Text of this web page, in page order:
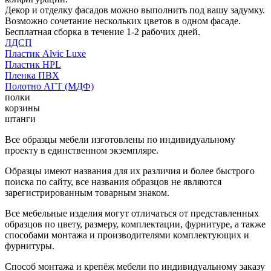
Декор и отделку фасадов можно выполнить под вашу задумку.
Возможно сочетание нескольких цветов в одном фасаде.
Бесплатная сборка в течение 1-2 рабочих дней.
ЛДСП
Пластик Alvic Luxe
Пластик HPL
Пленка ПВХ
Полотно АГТ (МДФ)
полки
корзины
штанги
Все образцы мебели изготовлены по индивидуальному
проекту в единственном экземпляре.
Образцы имеют названия для их различия и более быстрого
поиска по сайту, все названия образцов не являются
зарегистрированным товарным знаком.
Все мебельные изделия могут отличаться от представленных
образцов по цвету, размеру, комплектации, фурнитуре, а также
способами монтажа и производителями комплектующих и
фурнитуры.
Способ монтажа и крепёж мебели по индивидуальному заказу